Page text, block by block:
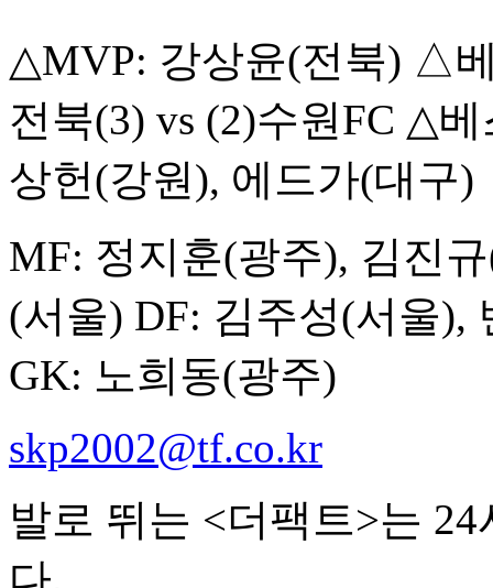
△MVP: 강상윤(전북) △
전북(3) vs (2)수원FC △
상헌(강원), 에드가(대구)
MF: 정지훈(광주), 김진
(서울) DF: 김주성(서울),
GK: 노희동(광주)
skp2002@tf.co.kr
발로 뛰는 <더팩트>는